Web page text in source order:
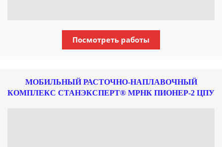
Посмотреть работы
МОБИЛЬНЫЙ РАСТОЧНО-НАПЛАВОЧНЫЙ
КОМПЛЕКС СТАНЭКСПЕРТ® МРНК ПИОНЕР-2 ЦПУ